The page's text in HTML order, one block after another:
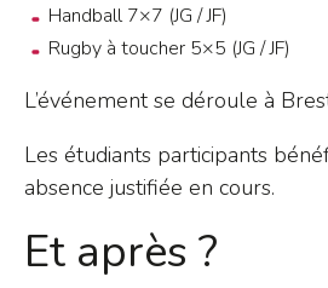
Handball 7×7 (JG / JF)
Rugby à toucher 5×5 (JG / JF)
L’événement se déroule à
Les étudiants participants
absence justifiée en cours.
Et après ?